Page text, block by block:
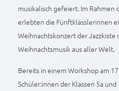
musikalisch gefeiert. Im Rahmen
erlebten die Fünftklässlerinnen
Weihnachtskonzert der Jazzkiste
Weihnachtsmusik aus aller Welt.
Bereits in einem Workshop am
Schüler:innen der Klassen 5a